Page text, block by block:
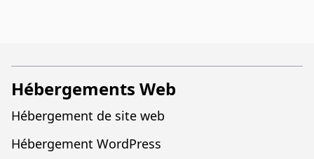
Hébergements Web
Hébergement de site web
Hébergement WordPress